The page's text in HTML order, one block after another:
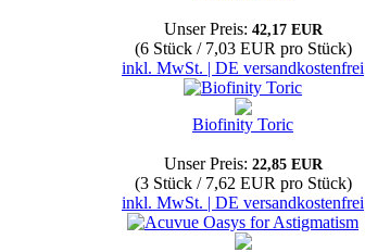
Unser Preis: 42,17 EUR
(6 Stück / 7,03 EUR pro Stück)
inkl. MwSt. | DE versandkostenfrei
Biofinity Toric
Unser Preis: 22,85 EUR
(3 Stück / 7,62 EUR pro Stück)
inkl. MwSt. | DE versandkostenfrei